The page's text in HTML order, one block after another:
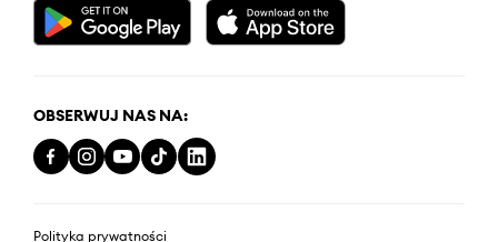
OBSERWUJ NAS NA:
Polityka prywatności